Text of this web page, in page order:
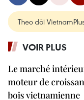
Theo dõi
VOIR PLUS
Le marché
moteur de
bois vietnamienne